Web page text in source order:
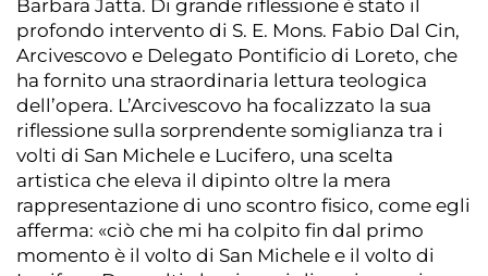
Barbara Jatta. Di grande riflessione è stato il
profondo intervento di S. E. Mons. Fabio Dal Cin,
Arcivescovo e Delegato Pontificio di Loreto, che
ha fornito una straordinaria lettura teologica
dell’opera. L’Arcivescovo ha focalizzato la sua
riflessione sulla sorprendente somiglianza tra i
volti di San Michele e Lucifero, una scelta
artistica che eleva il dipinto oltre la mera
rappresentazione di uno scontro fisico, come egli
afferma: «ciò che mi ha colpito fin dal primo
momento è il volto di San Michele e il volto di